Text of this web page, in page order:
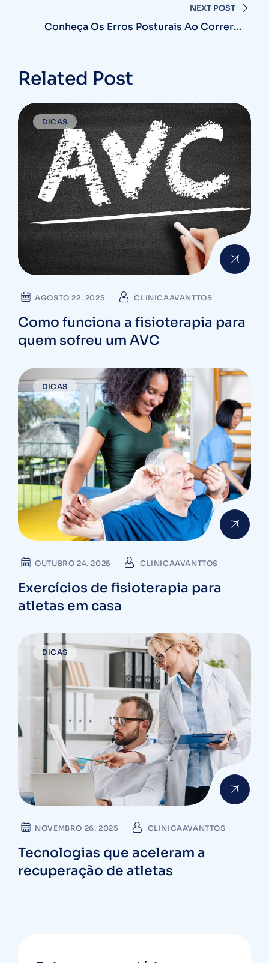
NEXT POST
Conheça Os Erros Posturais Ao Correr E
Related Post
DICAS
AGOSTO 22. 2025 CLINICAAVANTTOS
Como funciona a fisioterapia para
quem sofreu um AVC
DICAS
OUTUBRO 24. 2025 CLINICAAVANTTOS
Exercícios de fisioterapia para
atletas em casa
DICAS
NOVEMBRO 26. 2025 CLINICAAVANTTOS
Tecnologias que aceleram a
recuperação de atletas